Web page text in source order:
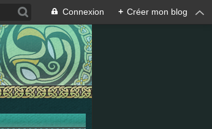
Connexion + Créer mon blog